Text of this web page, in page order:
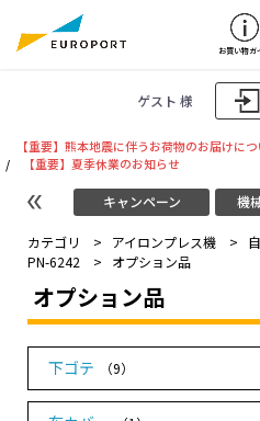
ゲスト 様
お買い物ガ
【重要】熊本地震に伴うお荷物のお届けに
/
【重要】夏季休業のお知らせ
キャンペーン 機
カテゴリ > アイロンプレス機 >
PN-6242
> オプション品
オプション品
下ゴテ （9）